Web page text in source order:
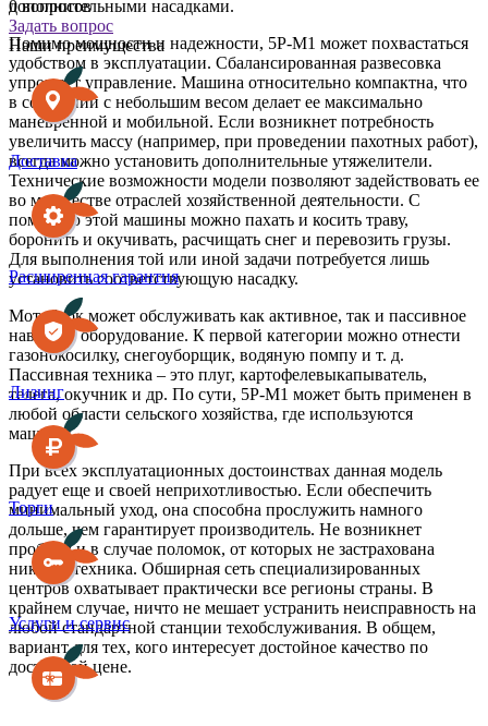
дополнительными насадками.
Помимо мощности и надежности, 5Р-М1 может похвастаться
удобством в эксплуатации. Сбалансированная развесовка
упрощает управление. Машина относительно компактна, что
в сочетании с небольшим весом делает ее максимально
маневренной и мобильной. Если возникнет потребность
увеличить массу (например, при проведении пахотных работ),
всегда можно установить дополнительные утяжелители.
Технические возможности модели позволяют задействовать ее
во множестве отраслей хозяйственной деятельности. С
помощью этой машины можно пахать и косить траву,
боронить и окучивать, расчищать снег и перевозить грузы.
Для выполнения той или иной задачи потребуется лишь
установить соответствующую насадку.
Мотоблок может обслуживать как активное, так и пассивное
навесное оборудование. К первой категории можно отнести
газонокосилку, снегоуборщик, водяную помпу и т. д.
Пассивная техника – это плуг, картофелевыкапыватель,
телега, окучник и др. По сути, 5Р-М1 может быть применен в
любой области сельского хозяйства, где используются
машины.
При всех эксплуатационных достоинствах данная модель
радует еще и своей неприхотливостью. Если обеспечить
минимальный уход, она способна прослужить намного
дольше, чем гарантирует производитель. Не возникнет
проблем и в случае поломок, от которых не застрахована
никакая техника. Обширная сеть специализированных
центров охватывает практически все регионы страны. В
крайнем случае, ничто не мешает устранить неисправность на
любой стандартной станции техобслуживания. В общем,
вариант для тех, кого интересует достойное качество по
доступной цене.
0 вопросов
Задать вопрос
Наши преимущества
Доставка
Расширенная гарантия
Лизинг
Торги
Услуги и сервис